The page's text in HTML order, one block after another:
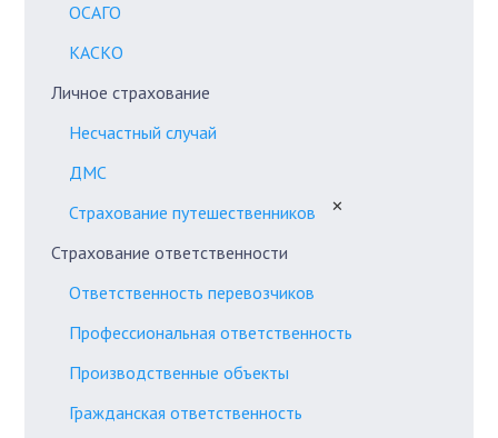
ОСАГО
КАСКО
Личное страхование
Несчастный случай
ДМС
Страхование путешественников
✕
Страхование ответственности
Ответственность перевозчиков
Профессиональная ответственность
Производственные объекты
Гражданская ответственность